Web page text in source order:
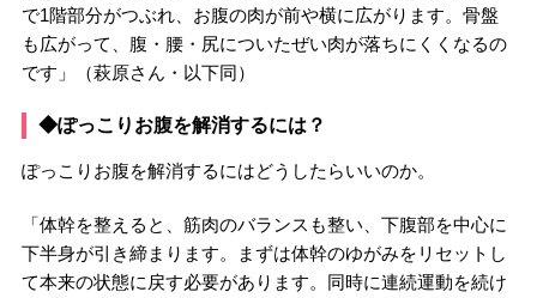
で1階部分がつぶれ、お腹の肉が前や横に広がります。骨盤
も広がって、腹・腰・尻についたぜい肉が落ちにくくなるの
です」（萩原さん・以下同）
◆ぽっこりお腹を解消するには？
ぽっこりお腹を解消するにはどうしたらいいのか。
「体幹を整えると、筋肉のバランスも整い、下腹部を中心に
下半身が引き締まります。まずは体幹のゆがみをリセットし
て本来の状態に戻す必要があります。同時に連続運動を続け